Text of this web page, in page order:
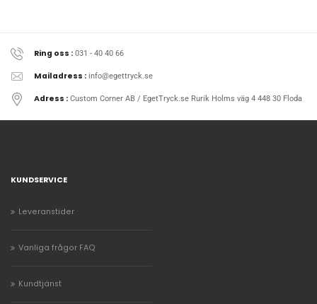
Ring oss : 031 - 40 40 66
Mailadress : info@egettryck.se
Adress : Custom Corner AB / EgetTryck.se Rurik Holms väg 4 448 30 Floda
KUNDSERVICE
Leveranstider
Vanliga frågor FAQ
Kundtjänst